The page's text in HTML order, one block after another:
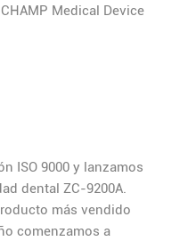
Medical Device
ISO 9000 y lanzamos
dental ZC-9200A.
más vendido
comenzamos a